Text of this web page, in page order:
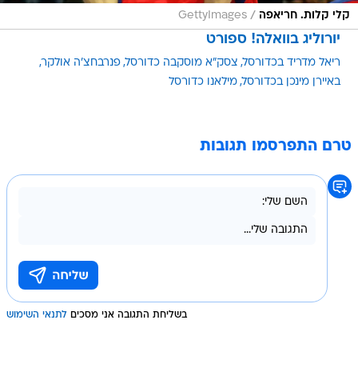
קלי קלות. חריאפה /
GettyImages
יורוליג בוואלה! ספורט
ריאל מדריד בכדורסל צסק"א מוסקבה כדורסל פנרבחצ'ה אולקר
באיירן מינכן בכדורסל מילאנו כדורסל
טרם התפרסמו תגובות
בשליחת התגובה אני מסכים לתנאי השימוש